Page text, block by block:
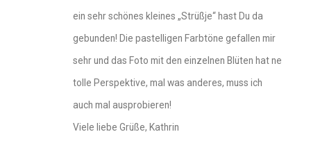
ein sehr schönes kleines „Strüßje“ hast Du da
gebunden! Die pastelligen Farbtöne gefallen mir
sehr und das Foto mit den einzelnen Blüten hat ne
tolle Perspektive, mal was anderes, muss ich
auch mal ausprobieren!
Viele liebe Grüße, Kathrin